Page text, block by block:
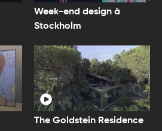
Week-end design à
Stockholm
The Goldstein Residence